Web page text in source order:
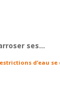
ses…
d’eau